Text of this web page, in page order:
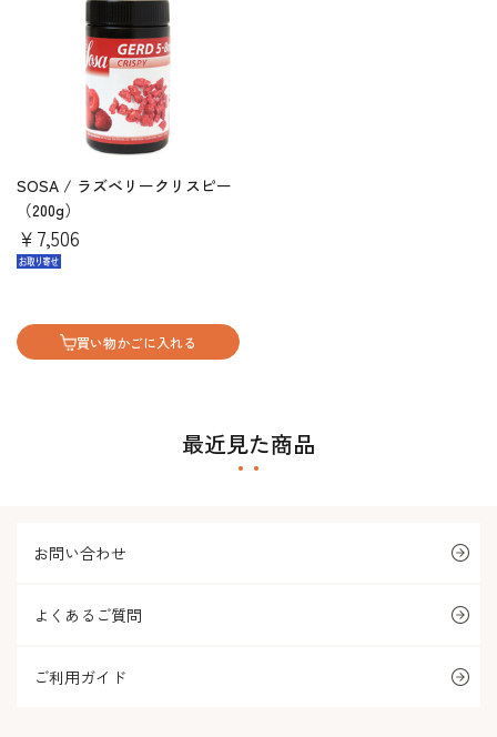
SOSA / ラズベリークリスピー
（200g）
￥7,506
買い物かごに入れる
最近見た商品
お問い合わせ
よくあるご質問
ご利用ガイド